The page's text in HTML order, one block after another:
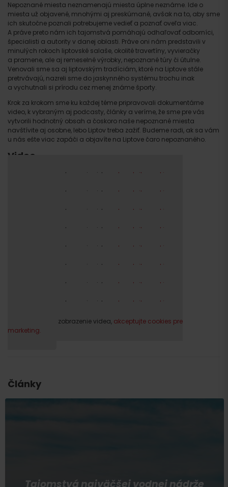
Nepoznané miesta neznamenajú miesta úplne neznáme. Ide o
miesta už objavené, mnohými aj preskúmané, avšak na to, aby sme
ich skutočne poznali potrebujeme vedieť a poznať oveľa viac.
A práve preto nám ich tajomstvá pomáhajú odhaľovať odborníci,
špecialisti a autority v danej oblasti. Práve oni nám predstavili v
minulých rokoch liptovské salaše, okolité travertíny, vyvieračky
a pramene, ale aj remeselné výrobky, nepoznané túry či útulne.
Venovali sme sa aj liptovským tradíciám, ktoré na Liptove stále
pretrvávajú, nazreli sme do jaskynného systému trochu inak
a vychutnali si prírodu cez menej známe športy.
Krok za krokom sme ku každej téme pripravovali dokumentárne
video, k vybraným aj podcasty, články a veríme, že sme pre vás
vytvorili hodnotný obsah a čoskoro naše nepoznané miesta
navštívite aj osobne, lebo Liptov treba zažiť. Budeme radi, ak sa vám
u nás ešte viac zapáči a objavíte na Liptove čaro nepoznaného.
Video
Prosím, pre zobrazenie videa,
akceptujte cookies pre
Prosím, pre zobrazenie videa,
akceptujte cookies pre
Prosím, pre zobrazenie videa,
akceptujte cookies pre
Prosím, pre zobrazenie videa,
akceptujte cookies pre
Prosím, pre zobrazenie videa,
akceptujte cookies pre
Prosím, pre zobrazenie videa,
akceptujte cookies pre
Prosím, pre zobrazenie videa,
akceptujte cookies pre
Prosím, pre zobrazenie videa,
akceptujte cookies pre
Prosím, pre zobrazenie videa, akceptujte cookies pre
marketing.
Články
Tajomstvá najväčšej vodnej nádrže